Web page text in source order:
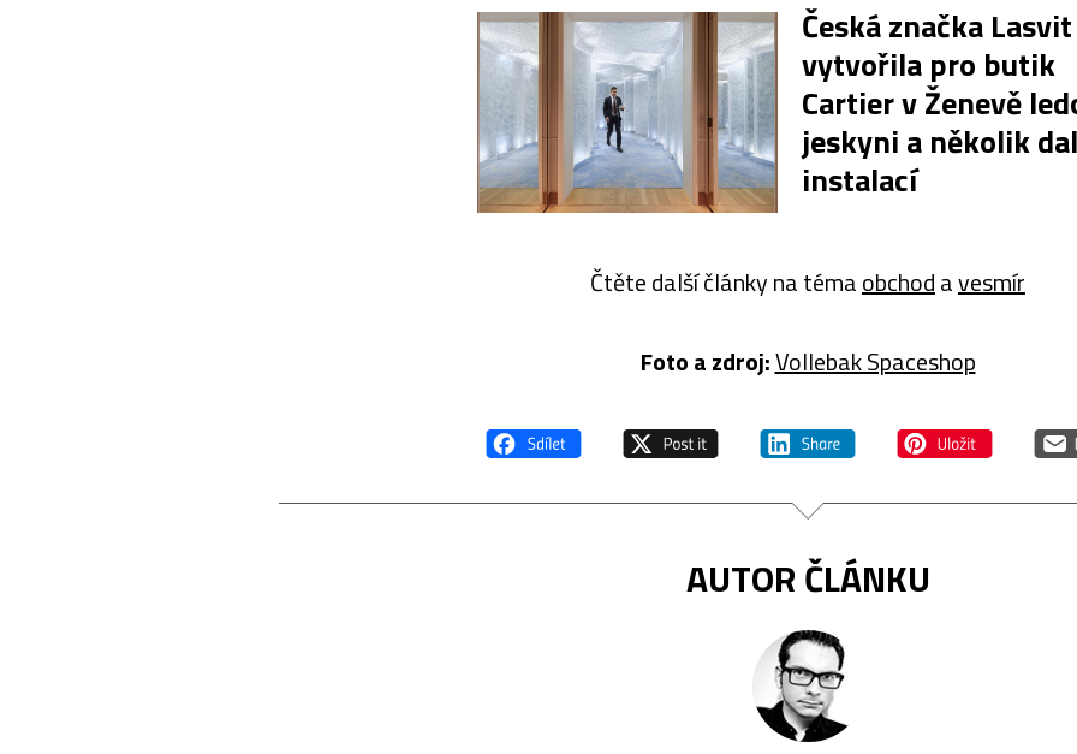
Česká značka Lasvit
vytvořila pro butik
Cartier v Ženevě
jeskyni a několik
instalací
Čtěte další články na témaobchodavesmír
Foto a zdroj:Vollebak Spaceshop
AUTOR ČLÁNKU